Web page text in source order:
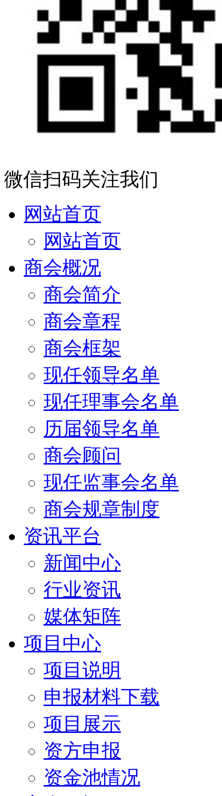
微信扫码关注我们
网站首页
网站首页
商会概况
商会简介
商会章程
商会框架
现任领导名单
现任理事会名单
历届领导名单
商会顾问
现任监事会名单
商会规章制度
资讯平台
新闻中心
行业资讯
媒体矩阵
项目中心
项目说明
申报材料下载
项目展示
资方申报
资金池情况